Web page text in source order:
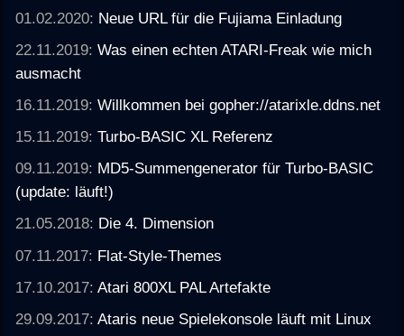
01.02.2020: Neue URL für die Fujiama Einladung
22.11.2019:Was einen echten ATARI-Freak wie mich
ausmacht
16.11.2019:Willkommen bei gopher://atarixle.ddns.net
15.11.2019:Turbo-BASIC XL Referenz
09.11.2019: MD5-Summengenerator für Turbo-BASIC
(update: läuft!)
21.05.2018: Die 4. Dimension
07.11.2017: Flat-Style-Themes
17.10.2017:Atari 800XL PAL Artefakte
29.09.2017:Ataris neue Spielekonsole läuft mit Linux